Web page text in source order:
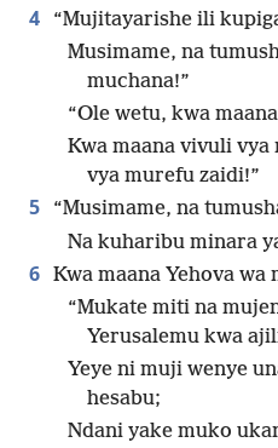
4 “Mujitayarishe ili
Musimame, na
muchana!”
“Ole wetu, kwa
Kwa maana vivuli
vya murefu zaidi!”
5
“Musimame, na
Na kuharibu minara
6 Kwa maana Yehova wa
“Mukate miti na
Yerusalemu kwa
Yeye ni muji wenye
hesabu;
Ndani yake muko